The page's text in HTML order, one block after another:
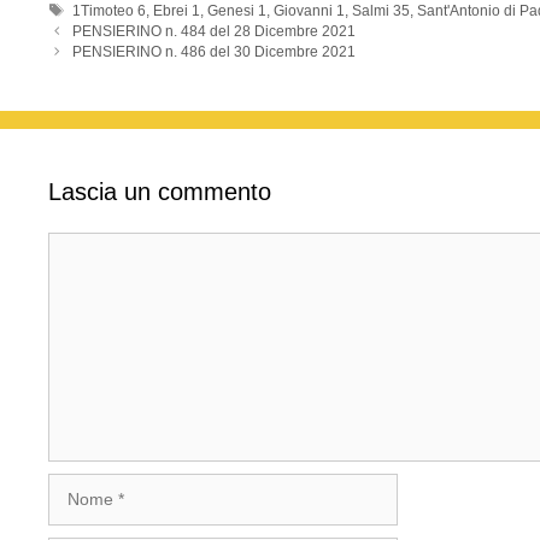
k
Tag
1Timoteo 6, Ebrei 1,Genesi 1,Giovanni 1,Salmi 35,Sant'Antonio di
PENSIERINO n. 484 del 28 Dicembre 2021
PENSIERINO n. 486 del 30 Dicembre 2021
Lascia un commento